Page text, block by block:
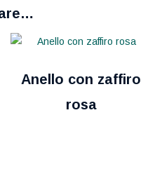
Anello con zaffiro
rosa